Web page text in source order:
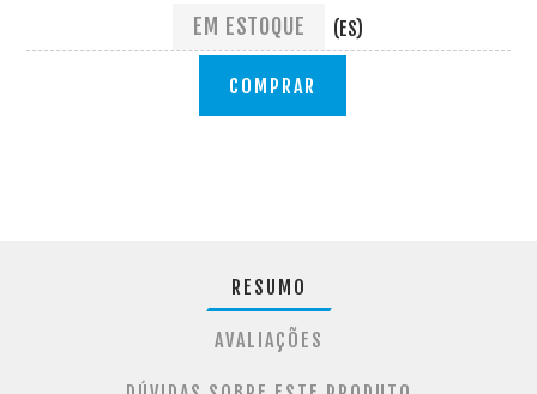
EM ESTOQUE (ES)
COMPRAR
RESUMO
AVALIAÇÕES